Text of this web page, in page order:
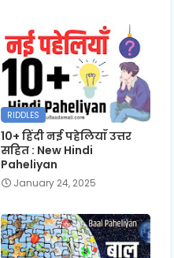
RIDDLES
10+ हिंदी नई पहेलियाँ उत्तर
सहित : New Hindi
Paheliyan
January 24, 2025